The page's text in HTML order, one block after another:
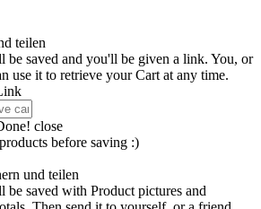
teilen
be saved and you'll be given a link. You, or
use it to retrieve your Cart at any time.
close
before saving :)
und teilen
saved with Product pictures and